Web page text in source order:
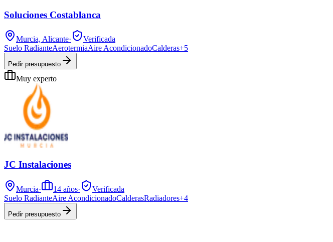
Soluciones Costablanca
Murcia, Alicante·
Verificada
Suelo RadianteAerotermiaAire AcondicionadoCalderas+5
Pedir presupuesto
Muy experto
JC Instalaciones
Murcia· 14 años·
Verificada
Suelo RadianteAire AcondicionadoCalderasRadiadores+4
Pedir presupuesto